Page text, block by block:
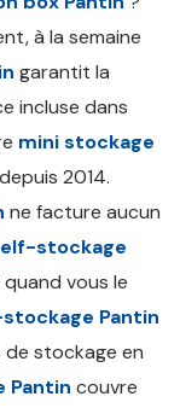
à la semaine
garantit la
incluse dans
mini stockage
2014.
ne facture aucun
stockage
vous le
Pantin
stockage en
Pantin couvre